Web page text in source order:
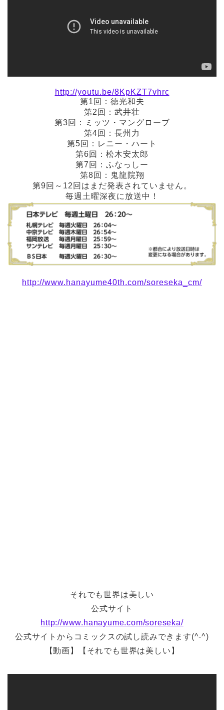
http://youtu.be/8KpKZT7vhrc
第1回：徳光和夫
第2回：武井壮
第3回：ミッツ・マングローブ
第4回：長州力
第5回：レニー・ハート
第6回：松木安太郎
第7回：ふなっしー
第8回：鬼龍院翔
第9回～12回はまだ発表されていません。
毎週土曜深夜に放送中！
http://www.hanayume40th.com/soreseka_cm/
それでも世界は美しい
公式サイト
http://www.hanayume.com/soreseka/
公式サイトからコミックスの試し読みできます(^-^)
【動画】【それでも世界は美しい】